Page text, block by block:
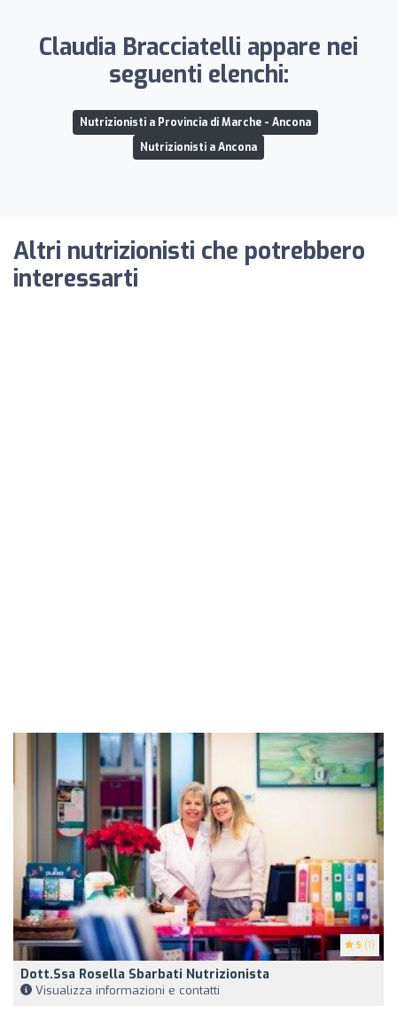
Claudia Bracciatelli appare nei
seguenti elenchi:
Nutrizionisti a Provincia di Marche - Ancona
Nutrizionisti a Ancona
Altri nutrizionisti che potrebbero
interessarti
5 (1)
Dott.ssa Rosella Sbarbati Nutrizionista
Visualizza informazioni e contatti